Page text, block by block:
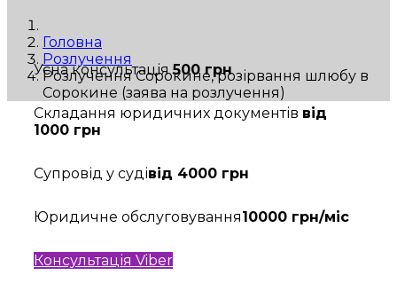
Головна
Розлучення
Розлучення Сорокине, розірвання шлюбу в
Сорокине (заява на розлучення)
Усна консультація500 грн
Складання юридичних документів від
1000 грн
Супровід у судівід 4000 грн
Юридичне обслуговування10000 грн/міс
Консультація Viber